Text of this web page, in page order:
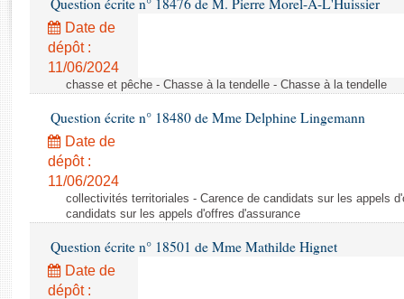
Rapports d'enquête
Rapports législatifs
Rapports sur l'application des lois
Baromètre de l’application des lois
Dossiers législatifs
Budget et sécurité sociale
Questions écrites et orales
Comptes rendus des débats
Question écrite n° 18476 de M. Pierre Morel-À-L'Huissier
Date de
dépôt :
11/06/2024
chasse et pêche - Chasse à la tendelle - Chasse à la tendelle
Question écrite n° 18480 de Mme Delphine Lingemann
Date de
dépôt :
11/06/2024
collectivités territoriales - Carence de candidats sur les appels
candidats sur les appels d'offres d'assurance
Question écrite n° 18501 de Mme Mathilde Hignet
Date de
dépôt :